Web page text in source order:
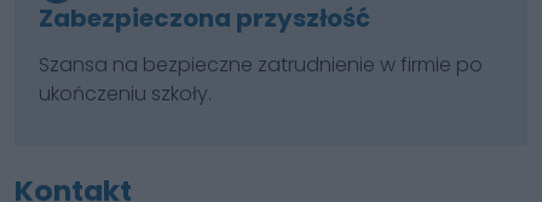
Zabezpieczona przyszłość
Szansa na bezpieczne zatrudnienie w firmie po
ukończeniu szkoły.
Kontakt